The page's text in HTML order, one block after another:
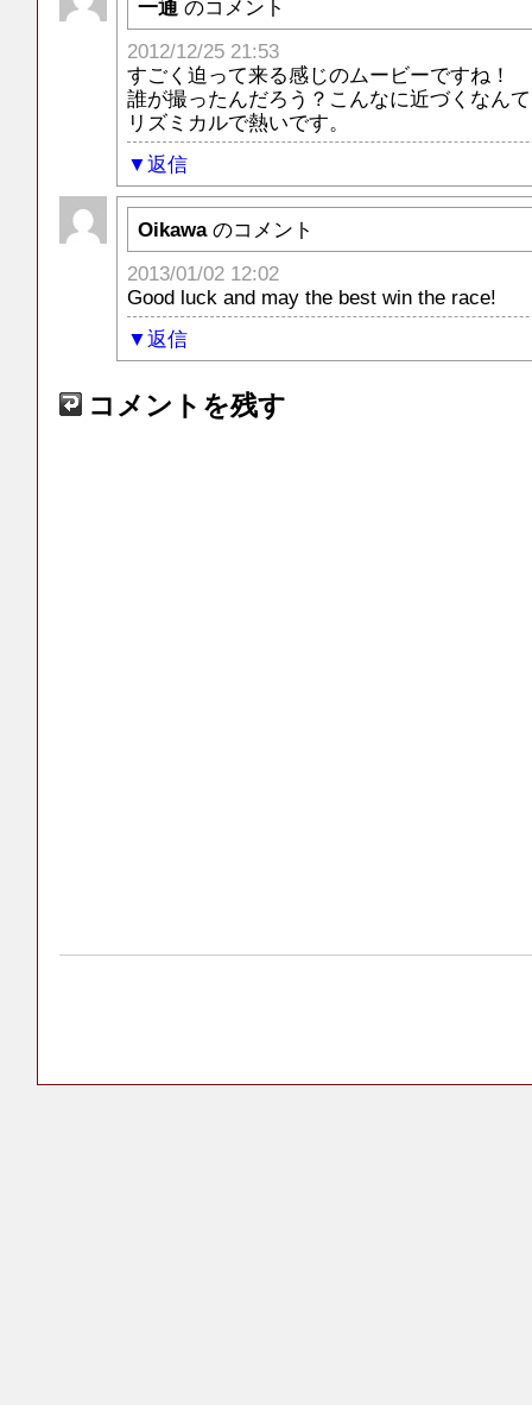
一通 のコメント
2012/12/25 21:53
すごく迫って来る感じのムービーですね！
誰が撮ったんだろう？こんなに近づくなん
リズミカルで熱いです。
返信
Oikawa のコメント
2013/01/02 12:02
Good luck and may the best win the race!
返信
コメントを残す